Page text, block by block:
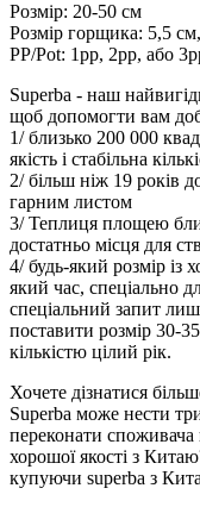
Розмір: 20-50 см
Розмір горщика: 5,5
PP/Pot: 1pp, 2pp, або
Superba - наш
щоб допомогти вам
1/ близько 200 000
якість і стабільна
2/ більш ніж 19 років
гарним листом
3/ Теплиця площею
достатньо місця для
4/ будь-який розмір із
який час, спеціально
спеціальний запит
поставити розмір 30-
кількістю цілий рік.
Хочете дізнатися
Superba може нести
переконати
хорошої якості з
купуючи superba з